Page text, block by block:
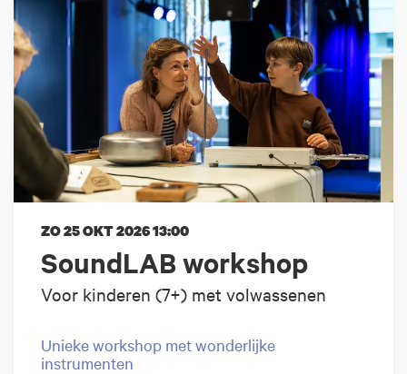
SoundLAB workshop
Voor kinderen (7+) met volwassenen
ZO 25 OKT 202613:00
Unieke workshop met wonderlijke
instrumenten